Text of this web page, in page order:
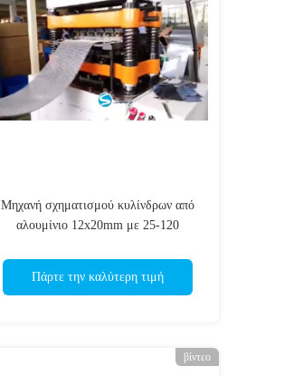
Μηχανή σχηματισμού κυλίνδρων από
αλουμίνιο 12x20mm με 25-120
Πάρτε την καλύτερη τιμή
βίντεο